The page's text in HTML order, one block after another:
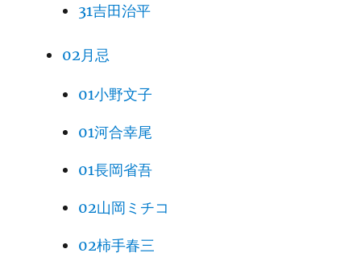
31吉田治平
02月忌
01小野文子
01河合幸尾
01長岡省吾
02山岡ミチコ
02柿手春三